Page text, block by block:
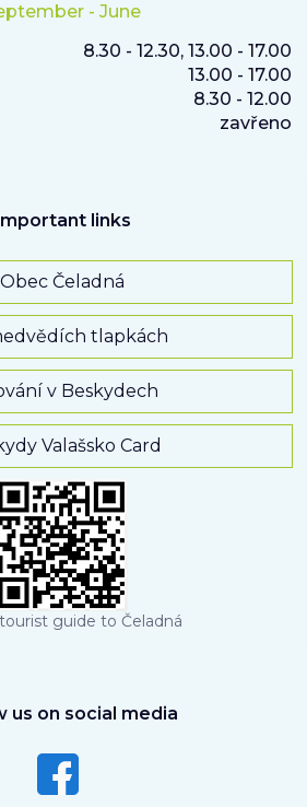
- June
8.30 - 12.30, 13.00 - 17.00
13.00 - 17.00
8.30 - 12.00
zavřeno
Important links
Obec Čeladná
tlapkách
v Beskydech
Valašsko Card
guide to Čeladná
us on social media